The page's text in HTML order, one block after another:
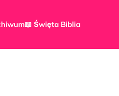
📖 Święta Biblia